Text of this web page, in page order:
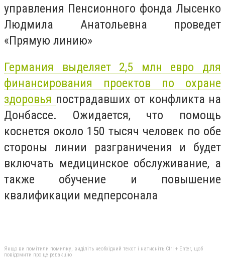
управления Пенсионного фонда Лысенко
Людмила Анатольевна проведет
«Прямую линию»
Германия выделяет 2,5 млн евро для
финансирования проектов по охране
здоровья пострадавших от конфликта на
Донбассе. Ожидается, что помощь
коснется около 150 тысяч человек по обе
стороны линии разграничения и будет
включать медицинское обслуживание, а
также обучение и повышение
квалификации медперсонала
Якщо ви помітили помилку, виділіть необхідний текст і натисніть Ctrl + Enter, щоб
повідомити про це редакцію